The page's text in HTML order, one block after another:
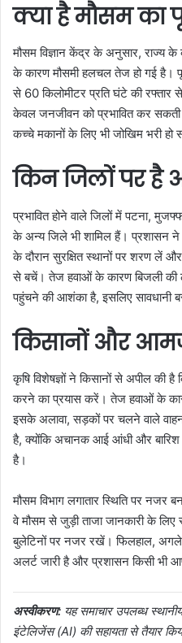
क्या है मौसम का
मौसम विज्ञान केंद्र के अनुसार, राज्य के
के कारण मौसमी हलचल तेज हो गई है।
से 60 किलोमीटर प्रति घंटे की
केवल जनजीवन को प्रभावित कर
कच्चे मकानों के लिए भी जोखिम भरी हो
किन जिलों पर है
प्रभावित होने वाले जिलों में पटना,
के अन्य जिले भी शामिल हैं। प्रशासन ने
के दौरान सुरक्षित स्थानों पर शरण लें
से बचें। तेज हवाओं के कारण बिजली की
पहुंचने की आशंका है, इसलिए सावधानी
किसानों और
कृषि विशेषज्ञों ने किसानों से अपील की
करने का प्रयास करें। तेज हवाओं के
इसके अलावा, सड़कों पर चलने वाले
है, क्योंकि अचानक आई आंधी और
है।
मौसम विभाग लगातार स्थिति पर नजर
वे मौसम से जुड़ी ताजा जानकारी के लिए
बुलेटिनों पर नजर रखें। फिलहाल,
अलर्ट जारी है और प्रशासन किसी भी
अस्वीकरण: यह समाचार उपलब्ध
इंटेलिजेंस (AI) की सहायता से तैयार